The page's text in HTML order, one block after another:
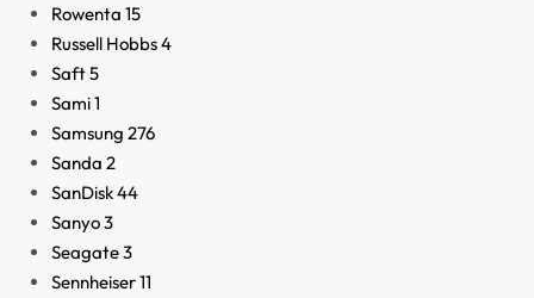
Rowenta 15
Russell Hobbs4
Saft5
Sami1
Samsung 276
Sanda 2
SanDisk44
Sanyo3
Seagate3
Sennheiser11